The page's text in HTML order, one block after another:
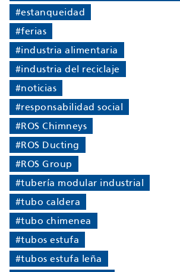
#estanqueidad
#ferias
#industria alimentaria
#industria del reciclaje
#noticias
#responsabilidad social
#ROS Chimneys
#ROS Ducting
#ROS Group
#tubería modular industrial
#tubo caldera
#tubo chimenea
#tubos estufa
#tubos estufa leña